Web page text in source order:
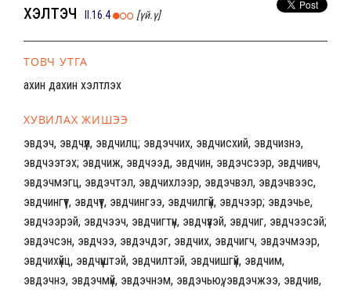
хэлтэч II.16.4 [үй.ү]
ТОВЧ УТГА
ахин дахин хэлтлэх
ХУВИЛАХ ЖИШЭЭ
эвдэч, эвдчүүл, эвдчилц; эвдэччих, эвдчисхий, эвдчизнэ,
эвдчээтэх; эвдчиж, эвдчээд, эвдчин, эвдэчсээр, эвдчивч,
эвдэчмэгц, эвдэчтэл, эвдчихлээр, эвдэчвэл, эвдэчвээс,
эвдчингүүт, эвдчүүт, эвдчингээ, эвдчилгүй, эвдчээр; эвдэчье,
эвдчээрэй, эвдчээч, эвдчигтүн, эвдчүүзэй, эвдчиг, эвдчээсэй;
эвдэчсэн, эвдчээ, эвдэчдэг, эвдчих, эвдчигч, эвдэчмээр,
эвдчихүйц, эвдчүүштэй, эвдчилтэй, эвдчишгүй, эвдчим,
эвдэчнэ, эвдэчмүй, эвдэчнэм, эвдэчьюү, эвдэчжээ, эвдчив,